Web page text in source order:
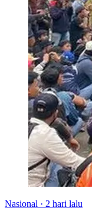
Nasional · 2 hari lalu